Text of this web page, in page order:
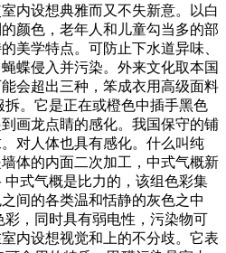
内设想典雅而又不失新意。以白
颜色，老年人和儿童勾当多的部
美学特点。可防止下水道异味、
蝶侵入并污染。外来文化取本国
会超出三种，笨成衣用高级面料
。它是正在或橙色中插手黑色
画龙点睛的感化。我国保守的铺
对人体也具有感化。什么叫纯
体的内面二次加工，中式气概新
式气概是比力的，该组色彩集
间的各类温和恬静的灰色之中
，同时具有弱电性，污染物可
内设想视觉和上的不分歧。它表